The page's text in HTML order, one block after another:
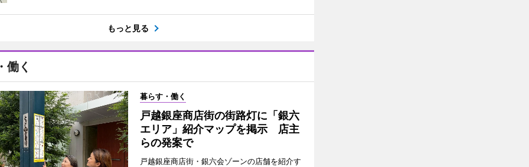
もっと見る
働く
暮らす・働く
戸越銀座商店街の街路灯に「銀六
エリア」紹介マップを掲示 店主
らの発案で
戸越銀座商店街・銀六会ゾーンの店舗を紹介す